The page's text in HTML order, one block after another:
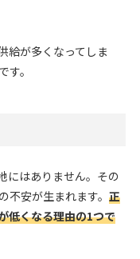
給が多くなってしま
。
にはありません。その
安が生まれます。 正
低くなる理由の1つで